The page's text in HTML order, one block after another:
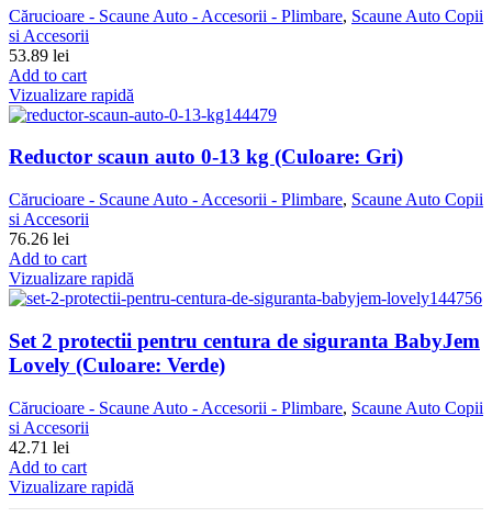
Cărucioare - Scaune Auto - Accesorii - Plimbare, Scaune Auto Copii
si Accesorii
53.89 lei
Add to cart
Vizualizare rapidă
Reductor scaun auto 0-13 kg (Culoare: Gri)
Cărucioare - Scaune Auto - Accesorii - Plimbare, Scaune Auto Copii
si Accesorii
76.26 lei
Add to cart
Vizualizare rapidă
Set 2 protectii pentru centura de siguranta BabyJem
Lovely (Culoare: Verde)
Cărucioare - Scaune Auto - Accesorii - Plimbare, Scaune Auto Copii
si Accesorii
42.71 lei
Add to cart
Vizualizare rapidă